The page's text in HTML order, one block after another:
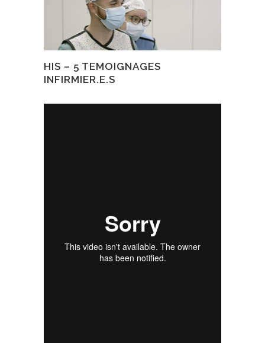
HIS – 5 TEMOIGNAGES
INFIRMIER.E.S